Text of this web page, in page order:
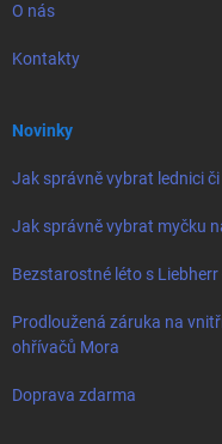
O nás
Kontakty
Novinky
Jak správně vybrat lednici
Jak správně vybrat myčku
Bezstarostné léto s
Prodloužená záruka na
ohřívačů Mora
Doprava zdarma